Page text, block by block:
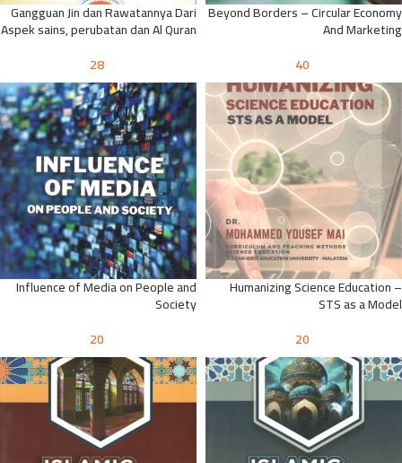
Beyond Borders – Circular Economy
And Marketing
40
Gangguan Jin dan Rawatannya Dari
Aspek sains, perubatan dan Al Quran
28
Humanizing Science Education –
STS as a Model
20
Influence of Media on People and
Society
20